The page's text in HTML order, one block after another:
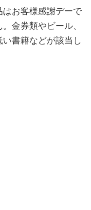
お客様感謝デーで
金券類やビール、
書籍などが該当し